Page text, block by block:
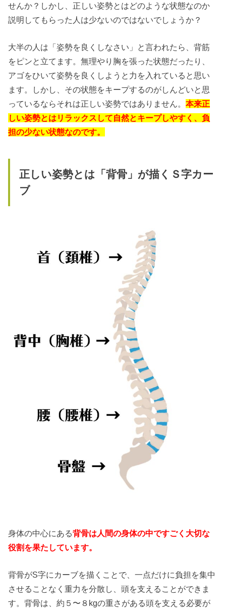
せんか？しかし、正しい姿勢とはどのような状態なのか
説明してもらった人は少ないのではないでしょうか？
大半の人は「姿勢を良くしなさい」と言われたら、背筋
をピンと立てます。無理やり胸を張った状態だったり、
アゴをひいて姿勢を良くしようと力を入れていると思い
ます。しかし、その状態をキープするのがしんどいと思
っているならそれは正しい姿勢ではありません。本来正
しい姿勢とはリラックスして自然とキープしやすく、負
担の少ない状態なのです。
正しい姿勢とは「背骨」が描くＳ字カー
ブ
身体の中心にある背骨は人間の身体の中ですごく大切な
役割を果たしています。
背骨がS字にカーブを描くことで、一点だけに負担を集中
させることなく重力を分散し、頭を支えることができま
す。背骨は、約５〜８kgの重さがある頭を支える必要が